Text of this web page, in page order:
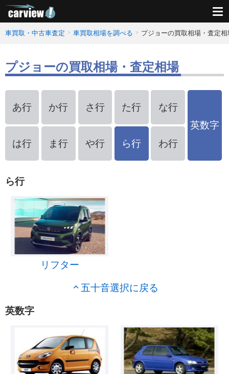
車買取・中古車査定 車買取相場を調べる プジョーの買取相場・査定相
プジョーの買取相場・査定相場
あ行 か行 さ行 た行 な行
は行 ま行 や行 ら行 わ行
英数字
ら行
リフター
五十音選択に戻る
英数字